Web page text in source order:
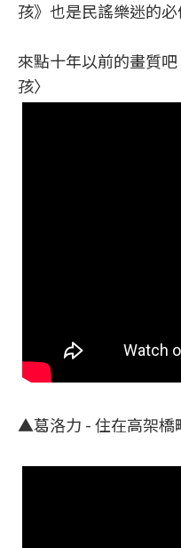
孩》也是民謠樂迷的必
來點十年以前的畫質
孩〉
▲葛洛力 - 住在高架橋